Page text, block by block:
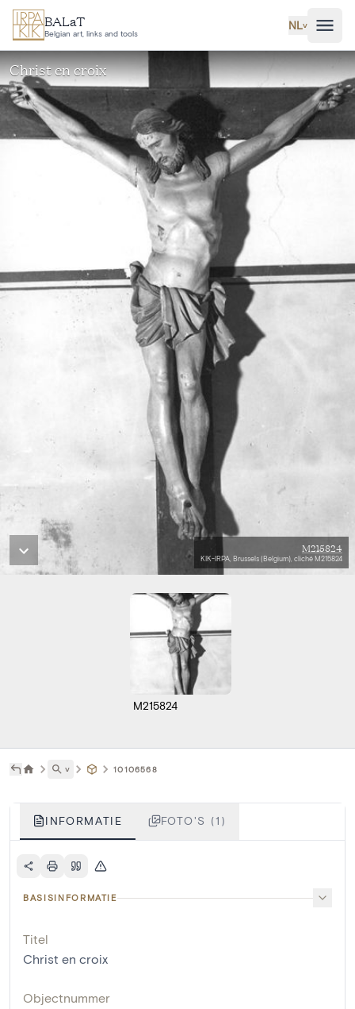
Ga naar hoofdinhoud
BALaT
Belgian art, links and tools
NL˅
Christ en croix
M215824
KIK-IRPA, Brussels (Belgium), cliché M215824
M215824
˅ 10106568
INFORMATIE FOTO'S (1)
BASISINFORMATIE
Titel
Christ en croix
Objectnummer